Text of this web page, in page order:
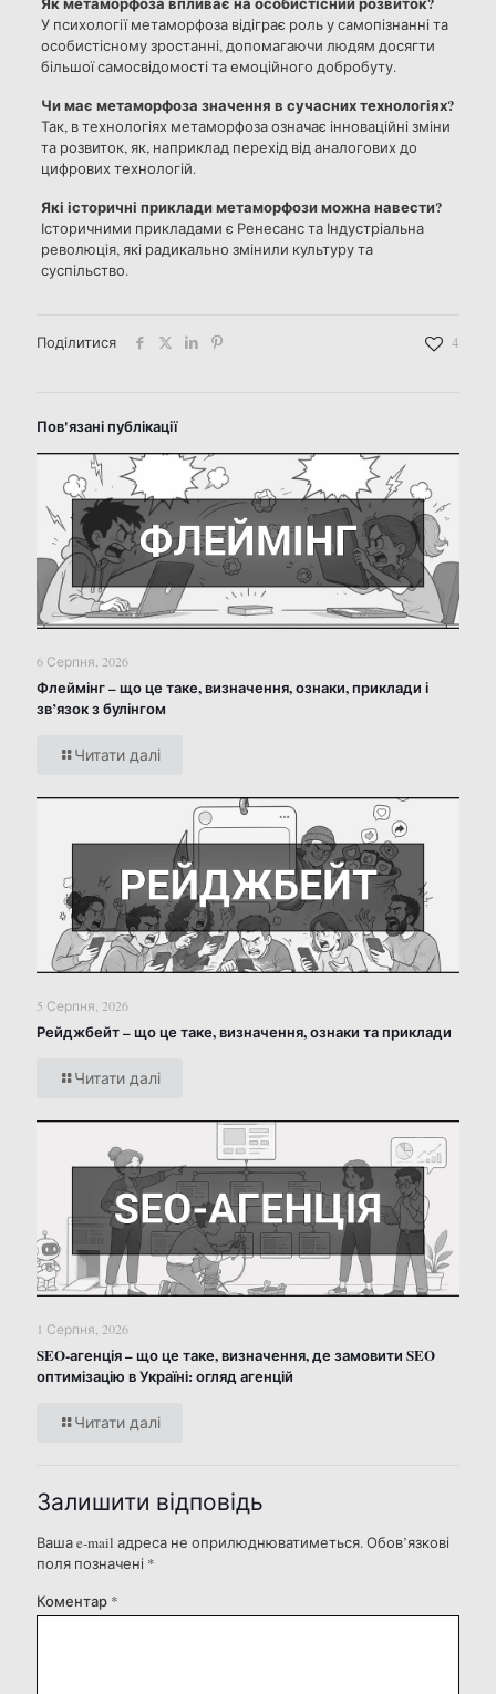
У психології метаморфоза відіграє роль у самопізнанні та
особистісному зростанні, допомагаючи людям досягти
більшої самосвідомості та емоційного добробуту.
Чи має метаморфоза значення в сучасних технологіях?
Так, в технологіях метаморфоза означає інноваційні зміни
та розвиток, як, наприклад перехід від аналогових до
цифрових технологій.
Які історичні приклади метаморфози можна навести?
Історичними прикладами є Ренесанс та Індустріальна
революція, які радикально змінили культуру та
суспільство.
Поділитися 4
Пов'язані публікації
6 Серпня, 2026
Флеймінг – що це таке, визначення, ознаки, приклади і
зв’язок з булінгом
Читати далі
5 Серпня, 2026
Рейджбейт – що це таке, визначення, ознаки та приклади
Читати далі
1 Серпня, 2026
SEO-агенція – що це таке, визначення, де замовити SEO
оптимізацію в Україні: огляд агенцій
Читати далі
Залишити відповідь
Ваша e-mail адреса не оприлюднюватиметься.Обов’язкові
поля позначені *
Коментар *